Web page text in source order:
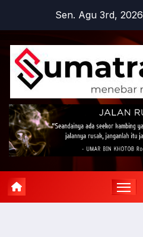
content
Sen. Agu 3rd, 2026